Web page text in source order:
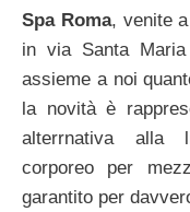
Spa Roma, venite
in via Santa
assieme a noi
la novità è
alterrnativa alla
corporeo per
garantito per